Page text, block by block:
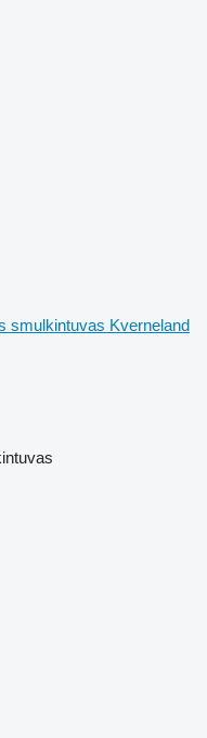
smulkintuvas Kverneland